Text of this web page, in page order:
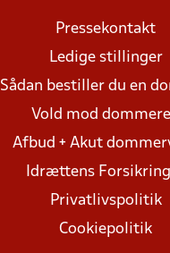
Pressekontakt
Ledige stillinger
Sådan bestiller du en
Vold mod
Afbud + Akut
Idrættens
Privatlivspolitik
Cookiepolitik